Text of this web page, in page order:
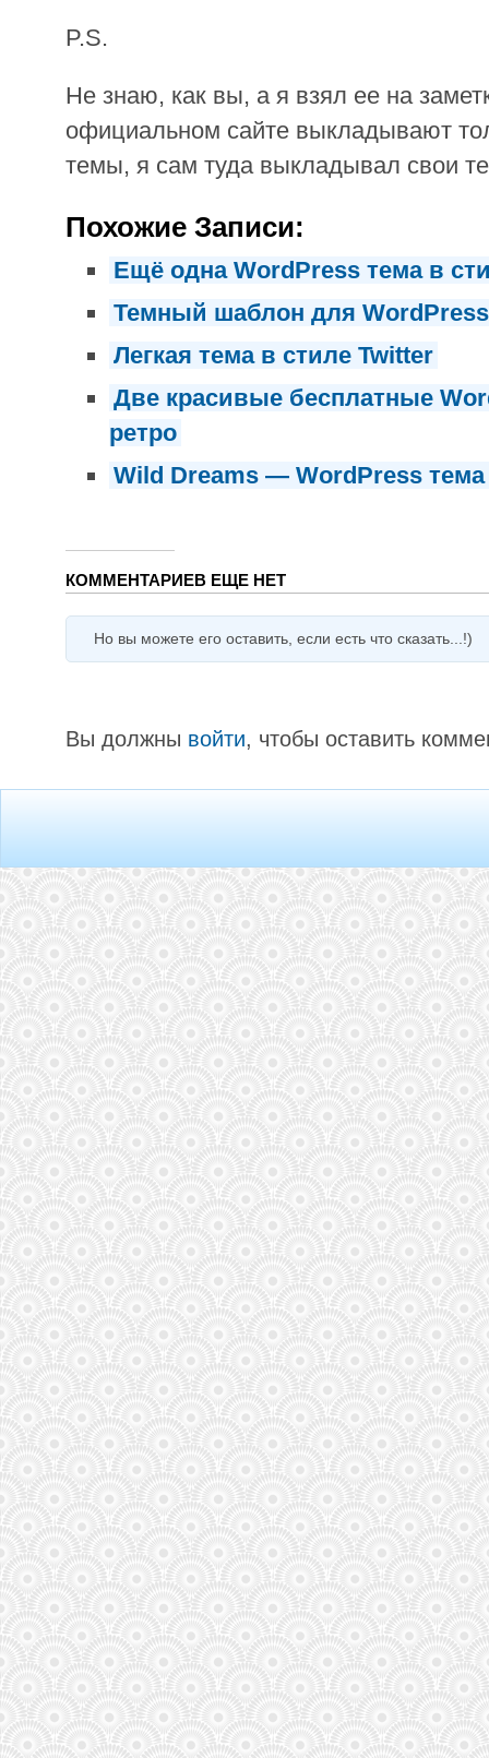
P.S.
Не знаю, как вы, а я взял ее на
официальном сайте выкладывают
темы, я сам туда выкладывал свои
Похожие Записи:
Ещё одна WordPress тема в
Темный шаблон для WordPress
Легкая тема в стиле Twitter
Две красивые бесплатные
ретро
Wild Dreams — WordPress тема
КОММЕНТАРИЕВ ЕЩЕ НЕТ
Но вы можете его оставить, если есть что сказать...!)
Вы должны войти, чтобы оставить